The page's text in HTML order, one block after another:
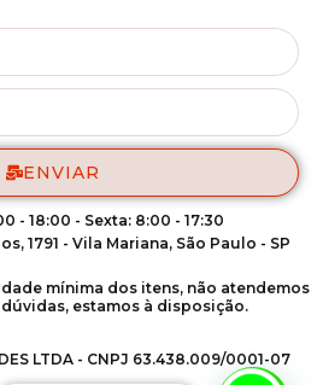
ENVIAR
- 18:00 - Sexta: 8:00 - 17:30
1791 - Vila Mariana, São Paulo - SP
mínima dos itens, não atendemos
estamos à disposição.
LTDA - CNPJ 63.438.009/0001-07